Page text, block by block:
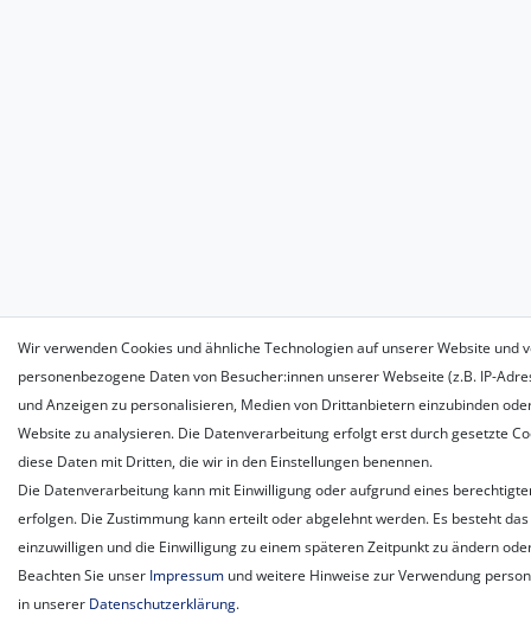
Wir verwenden Cookies und ähnliche Technologien auf unserer Website und
personenbezogene Daten von Besucher:innen unserer Webseite (z.B. IP-
und Anzeigen zu personalisieren, Medien von Drittanbietern einzubinden
Website zu analysieren. Die Datenverarbeitung erfolgt erst durch gesetzte
diese Daten mit Dritten, die wir in den Einstellungen benennen.
Die Datenverarbeitung kann mit Einwilligung oder aufgrund eines
erfolgen. Die Zustimmung kann erteilt oder abgelehnt werden. Es besteht das
einzuwilligen und die Einwilligung zu einem späteren Zeitpunkt zu ändern
Beachten Sie unser Impressum und weitere Hinweise zur Verwendung
in unserer Daten­schutz­erklärung.